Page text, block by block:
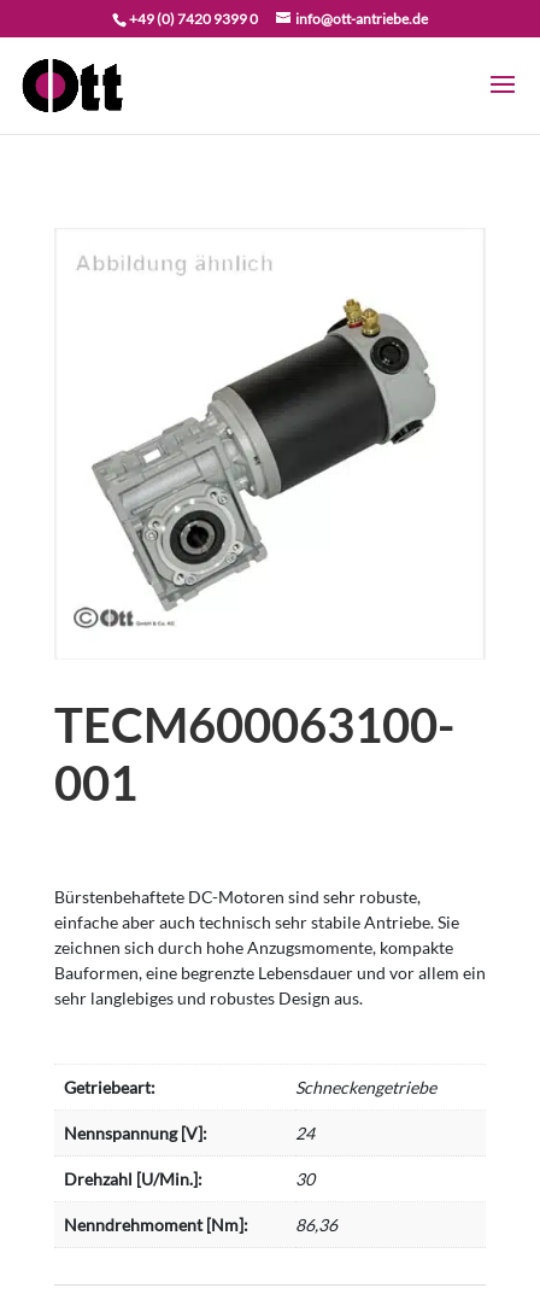
+49 (0) 7420 9399 0 info@ott-antriebe.de
TECM600063100-
001
Bürstenbehaftete DC-Motoren sind sehr robuste,
einfache aber auch technisch sehr stabile Antriebe. Sie
zeichnen sich durch hohe Anzugsmomente, kompakte
Bauformen, eine begrenzte Lebensdauer und vor allem ein
sehr langlebiges und robustes Design aus.
Getriebeart: Schneckengetriebe
Nennspannung [V]: 24
Drehzahl [U/Min.]: 30
Nenndrehmoment [Nm]: 86,36